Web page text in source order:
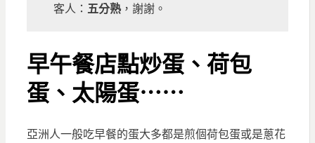
客人： 五分熟，謝謝。
早午餐店點炒蛋、荷包
蛋、太陽蛋⋯⋯
亞洲人一般吃早餐的蛋大多都是煎個荷包蛋或是蔥花